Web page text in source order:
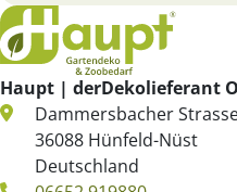
Haupt | derDekolieferant
Dammersbacher
36088 Hünfeld-Nüst
Deutschland